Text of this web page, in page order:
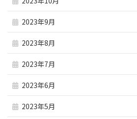
2023年9月
2023年8月
2023年7月
2023年6月
2023年5月